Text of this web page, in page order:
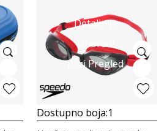
Detaljnije
Uporedi
Brzi Pregled
Dostupno boja:1